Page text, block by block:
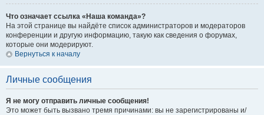
Что означает ссылка «Наша команда»?
На этой странице вы найдёте список администраторов и модераторов
конференции и другую информацию, такую как сведения о форумах,
которые они модерируют.
Вернуться к началу
Личные сообщения
Я не могу отправить личные сообщения!
Это может быть вызвано тремя причинами: вы не зарегистрированы и/